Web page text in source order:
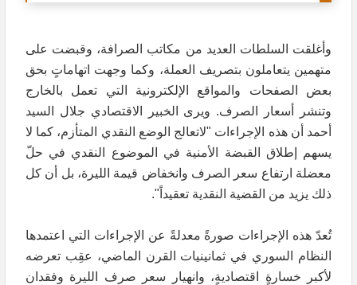
وأغلقت السلطات العديد من مكاتب الصرافة، وقبضت على
متهمين يتعاملون بتصريف العملة، وكما وجهت اتهاماتٍ بحق
بعض الصفحات والمواقع الإلكترونية التي تعمل بالخارج
وتنشر أسعار الصرف. ويرى الخبير الاقتصادي جلال السيد
أحمد أن هذه الإجراءات "لاتعالج الوضع النقدي المتأزم، كما لا
يسهم إطلاق القبضة الأمنية في الموضوع النقدي في حلّ
معضلة ارتفاع سعر الصرف وانخفاض قيمة الليرة، بل أن كل
ذلك يزيد من القضية النقدية تعقيداً".
تُعدّ هذه الإجراءات صورةً معدلةً عن الإجراءات التي اعتمدها
النظام السوري في ثمانينيات القرن الماضي، عقِب تعرضه
لأكبر خسارةٍ اقتصاديةٍ، وانهيار سعر صرف الليرة وفقدان